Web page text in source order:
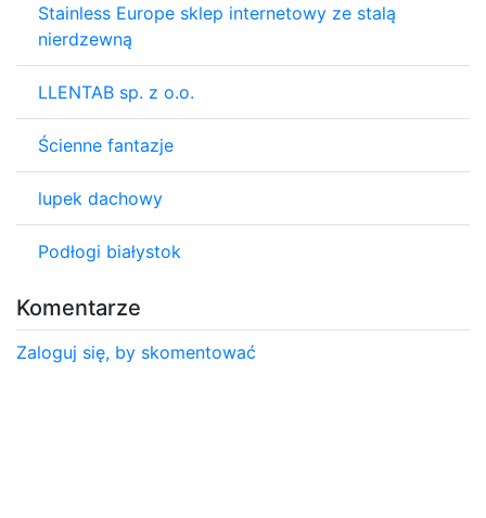
Stainless Europe sklep internetowy ze stalą
nierdzewną
LLENTAB sp. z o.o.
Ścienne fantazje
lupek dachowy
Podłogi białystok
Komentarze
Zaloguj się, by skomentować